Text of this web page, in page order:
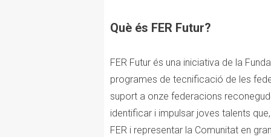
Què és FER Futur?
FER Futur és una iniciativa de la
programes de tecnificació de les
suport a onze federacions
identificar i impulsar joves talents
FER i representar la Comunitat en